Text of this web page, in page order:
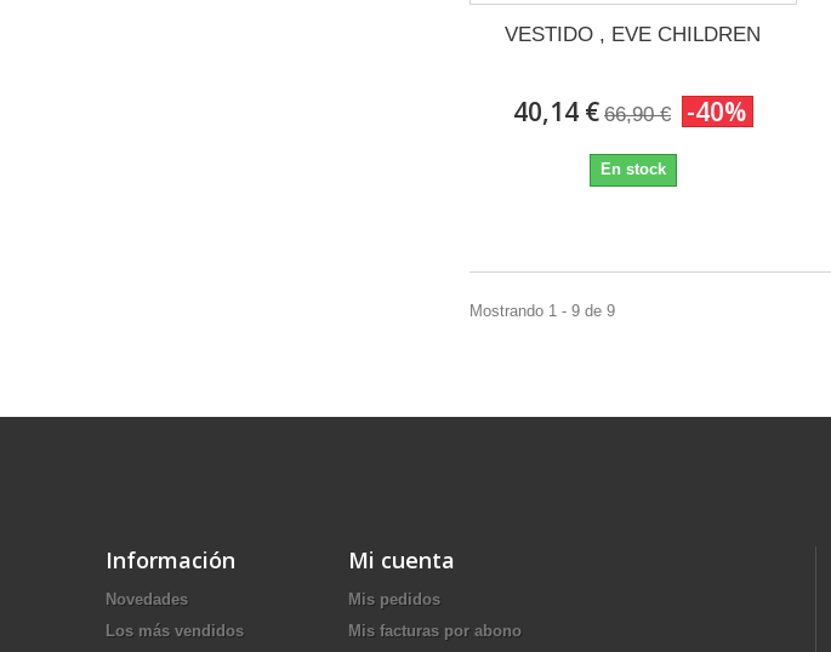
VESTIDO , EVE CHILDREN
40,14 € 66,90 € -40%
En stock
Mostrando 1 - 9 de 9
Información
Novedades
Los más vendidos
Mi cuenta
Mis pedidos
Mis facturas por abono